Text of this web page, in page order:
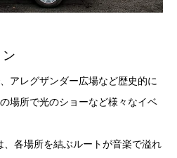
アレグザンダー広場など歴史的に
場所で光のショーなど様々なイベ
各場所を結ぶルートが音楽で溢れ